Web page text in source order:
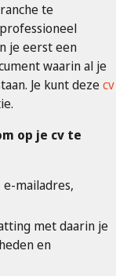
te
je eerst een
waarin al je
Je kunt dezecv
op je cv te
mailadres,
met daarin je
en